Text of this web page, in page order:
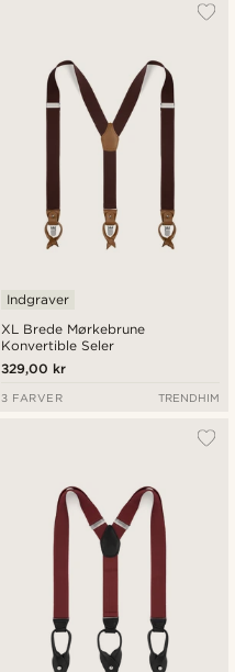
XL Brede Mørkebrune
Konvertible Seler
Indgraver
329,00 kr
3 FARVER TRENDHIM